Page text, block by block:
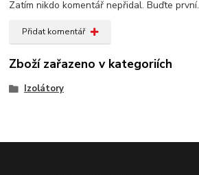
Zatím nikdo komentář nepřidal. Buďte první.
Přidat komentář
Zboží zařazeno v kategoriích
Izolátory